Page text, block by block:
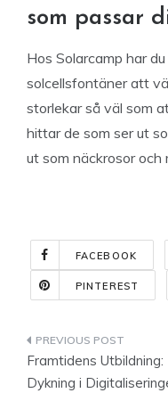
som passar
Hos Solarcamp har
solcellsfontäner att
storlekar så väl som
hittar de som ser ut
ut som näckrosor och
FACEBOOK
PINTEREST
Framtidens Utbildning:
Dykning i